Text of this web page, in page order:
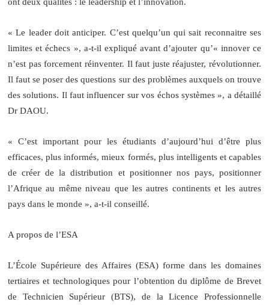
« Le leader doit anticiper. C’est quelqu’un qui sait reconnaitre ses
limites et échecs », a-t-il expliqué avant d’ajouter qu’« innover ce
n’est pas forcement réinventer. Il faut juste réajuster, révolutionner.
Il faut se poser des questions sur des problèmes auxquels on trouve
des solutions. Il faut influencer sur vos échos systèmes », a détaillé
Dr DAOU.
« C’est important pour les étudiants d’aujourd’hui d’être plus
efficaces, plus informés, mieux formés, plus intelligents et capables
de créer de la distribution et positionner nos pays, positionner
l’Afrique au même niveau que les autres continents et les autres
pays dans le monde », a-t-il conseillé.
A propos de l’ESA
L’École Supérieure des Affaires (ESA) forme dans les domaines
tertiaires et technologiques pour l’obtention du diplôme de Brevet
de Technicien Supérieur (BTS), de la Licence Professionnelle